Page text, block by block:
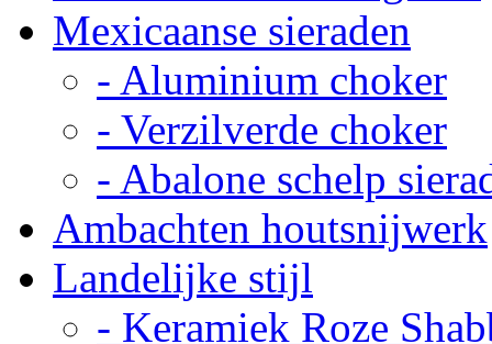
Mexicaanse sieraden
- Aluminium choker
- Verzilverde choker
- Abalone schelp
Ambachten houtsnijwerk
Landelijke stijl
- Keramiek Roze